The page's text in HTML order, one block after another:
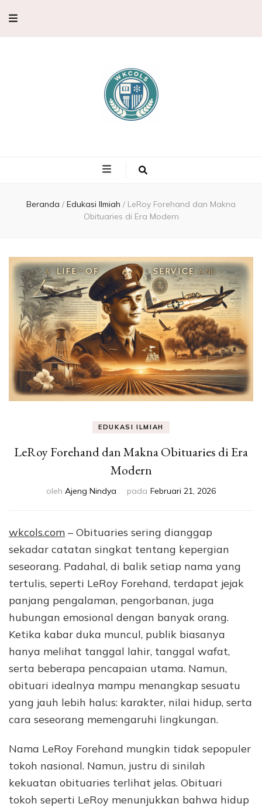
Pembahasan
Ilmu
Pengetahuan,
Eksperimen &
Fakta Sains
Beranda / Edukasi Ilmiah / LeRoy Forehand dan Makna
Obituaries di Era Modern
EDUKASI ILMIAH
LeRoy Forehand dan Makna Obituaries di Era
Modern
oleh Ajeng Nindya pada Februari 21, 2026
wkcols.com – Obituaries sering dianggap
sekadar catatan singkat tentang kepergian
seseorang. Padahal, di balik setiap nama yang
tertulis, seperti LeRoy Forehand, terdapat jejak
panjang pengalaman, pengorbanan, juga
hubungan emosional dengan banyak orang.
Ketika kabar duka muncul, publik biasanya
hanya melihat tanggal lahir, tanggal wafat,
serta beberapa pencapaian utama. Namun,
obituari idealnya mampu menangkap sesuatu
yang jauh lebih halus: karakter, nilai hidup, serta
cara seseorang memengaruhi lingkungan.
Nama LeRoy Forehand mungkin tidak sepopuler
tokoh nasional. Namun, justru di sinilah
kekuatan obituaries terlihat jelas. Obituari
tokoh seperti LeRoy menunjukkan bahwa hidup